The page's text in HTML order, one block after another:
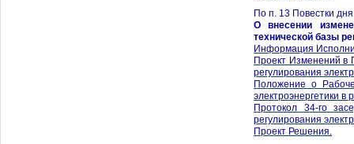
По п. 13 Повестки
О внесении
технической базы
Информация
Проект Изменений в
регулирования
Положение о
электроэнергетики
Протокол 34-го
регулирования
Проект Решения.